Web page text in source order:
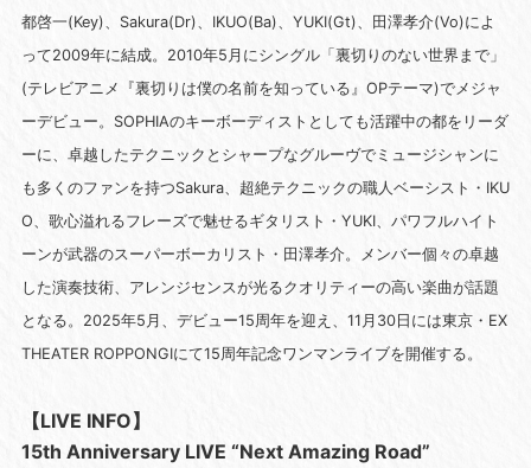
都啓一(Key)、Sakura(Dr)、IKUO(Ba)、YUKI(Gt)、田澤孝介(Vo)によ
って2009年に結成。2010年5月にシングル「裏切りのない世界まで」
(テレビアニメ『裏切りは僕の名前を知っている』OPテーマ)でメジャ
ーデビュー。SOPHIAのキーボーディストとしても活躍中の都をリーダ
ーに、卓越したテクニックとシャープなグルーヴでミュージシャンに
も多くのファンを持つSakura、超絶テクニックの職人ベーシスト・IKU
O、歌心溢れるフレーズで魅せるギタリスト・YUKI、パワフルハイト
ーンが武器のスーパーボーカリスト・田澤孝介。メンバー個々の卓越
した演奏技術、アレンジセンスが光るクオリティーの高い楽曲が話題
となる。2025年5月、デビュー15周年を迎え、11月30日には東京・EX
THEATER ROPPONGIにて15周年記念ワンマンライブを開催する。
【LIVE INFO】
15th Anniversary LIVE “Next Amazing Road”